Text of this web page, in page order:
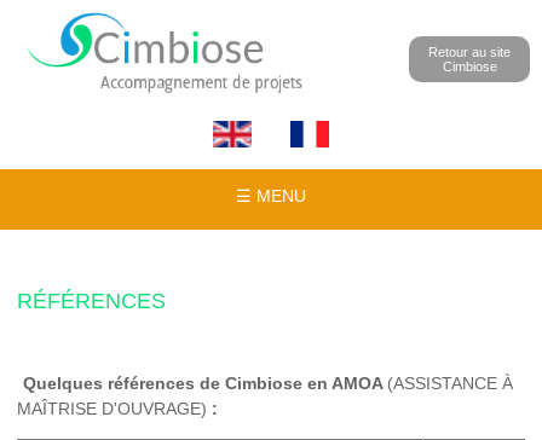
Retour au site
Cimbiose
☰ MENU
RÉFÉRENCES
Quelques références de Cimbiose en AMOA (ASSISTANCE À
MAÎTRISE D'OUVRAGE) :